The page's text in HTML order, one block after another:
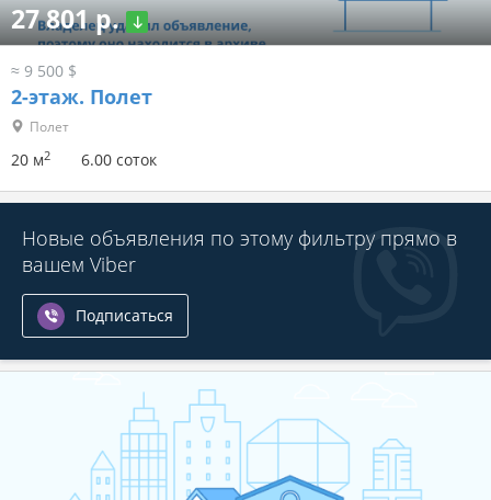
27 801 р.
≈ 9 500 $
2-этаж. Полет
Полет
20 м2 6.00 соток
Новые объявления по этому фильтру прямо в
вашем Viber
Подписаться